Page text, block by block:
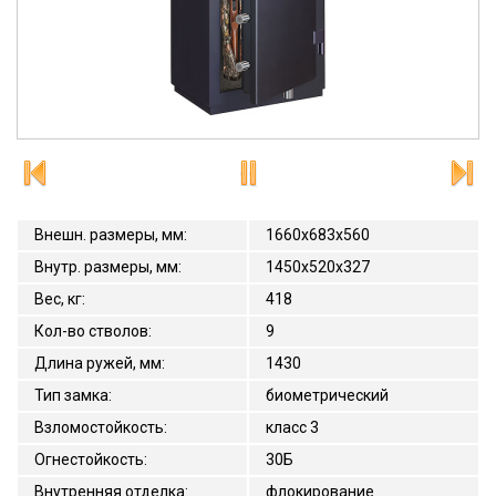
Внешн. размеры, мм:
1660x683x560
Внутр. размеры, мм:
1450x520x327
Вес, кг:
418
Кол-во стволов:
9
Длина ружей, мм:
1430
Тип замка:
биометрический
Взломостойкость:
класс 3
Огнестойкость:
30Б
Внутренняя отделка: флокирование